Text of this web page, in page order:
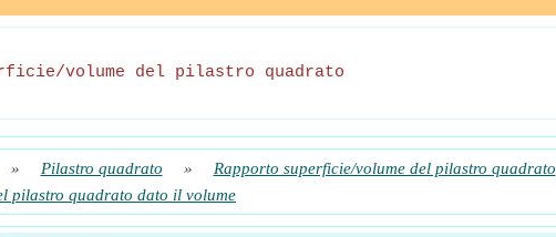
volume del pilastro quadrato
» Pilastro quadrato » Rapporto superficie/volume del pilastro quadrato
pilastro quadrato dato il volume